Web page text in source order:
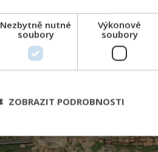
Nezbytně nutné
soubory
Výkonové
soubory
ZOBRAZIT PODROBNOSTI